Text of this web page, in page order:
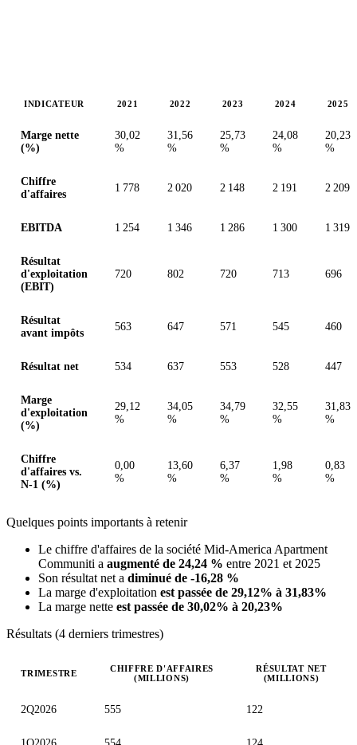
INDICATEUR 2021 2022 2023 2024 2025
Marge nette
(%)
30,02
%
31,56
%
25,73
%
24,08
%
20,23
%
Chiffre
d'affaires
1 778 2 020 2 148 2 191 2 209
EBITDA 1 254 1 346 1 286 1 300 1 319
Résultat
d'exploitation
(EBIT)
720 802 720 713 696
Résultat
avant impôts
563 647 571 545 460
Résultat net 534 637 553 528 447
Marge
d'exploitation
(%)
29,12
%
34,05
%
34,79
%
32,55
%
31,83
%
Chiffre
d'affaires vs.
N-1 (%)
0,00
%
13,60
%
6,37
%
1,98
%
0,83
%
Quelques points importants à retenir
Le chiffre d'affaires de la société Mid-America Apartment
Communiti a augmenté de 24,24 % entre 2021 et 2025
Son résultat net a diminué de -16,28 %
La marge d'exploitation est passée de 29,12% à 31,83%
La marge nette est passée de 30,02% à 20,23%
Résultats (4 derniers trimestres)
TRIMESTRE
CHIFFRE D'AFFAIRES
(MILLIONS)
RÉSULTAT NET
(MILLIONS)
2Q2026 555 122